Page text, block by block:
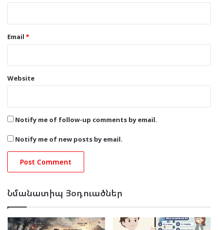
Email *
Website
Notify me of follow-up comments by email.
Notify me of new posts by email.
Նմանատիպ Յօդուածներ